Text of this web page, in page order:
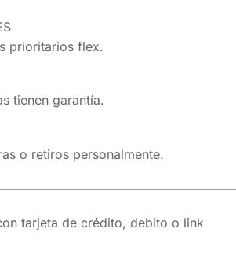
prioritarios flex.
tienen garantía.
o retiros personalmente.
tarjeta de crédito, debito o link